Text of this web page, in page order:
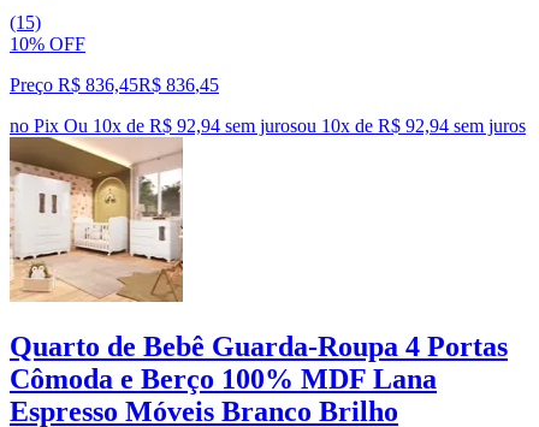
(15)
10% OFF
Preço R$ 836,45R$ 836,45
no Pix Ou 10x de R$ 92,94 sem jurosou 10x de R$ 92,94 sem juros
Quarto de Bebê Guarda-Roupa 4 Portas
Cômoda e Berço 100% MDF Lana
Espresso Móveis Branco Brilho